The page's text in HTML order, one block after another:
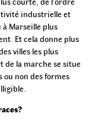
industrielle et
Marseille plus
Et cela donne plus
villes les plus
de la marche se situe
ou non des formes